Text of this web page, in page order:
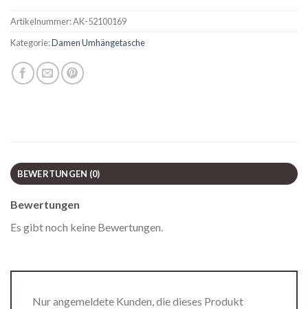
Artikelnummer:AK-52100169
Kategorie:Damen Umhängetasche
BEWERTUNGEN (0)
Bewertungen
Es gibt noch keine Bewertungen.
Nur angemeldete Kunden, die dieses Produkt